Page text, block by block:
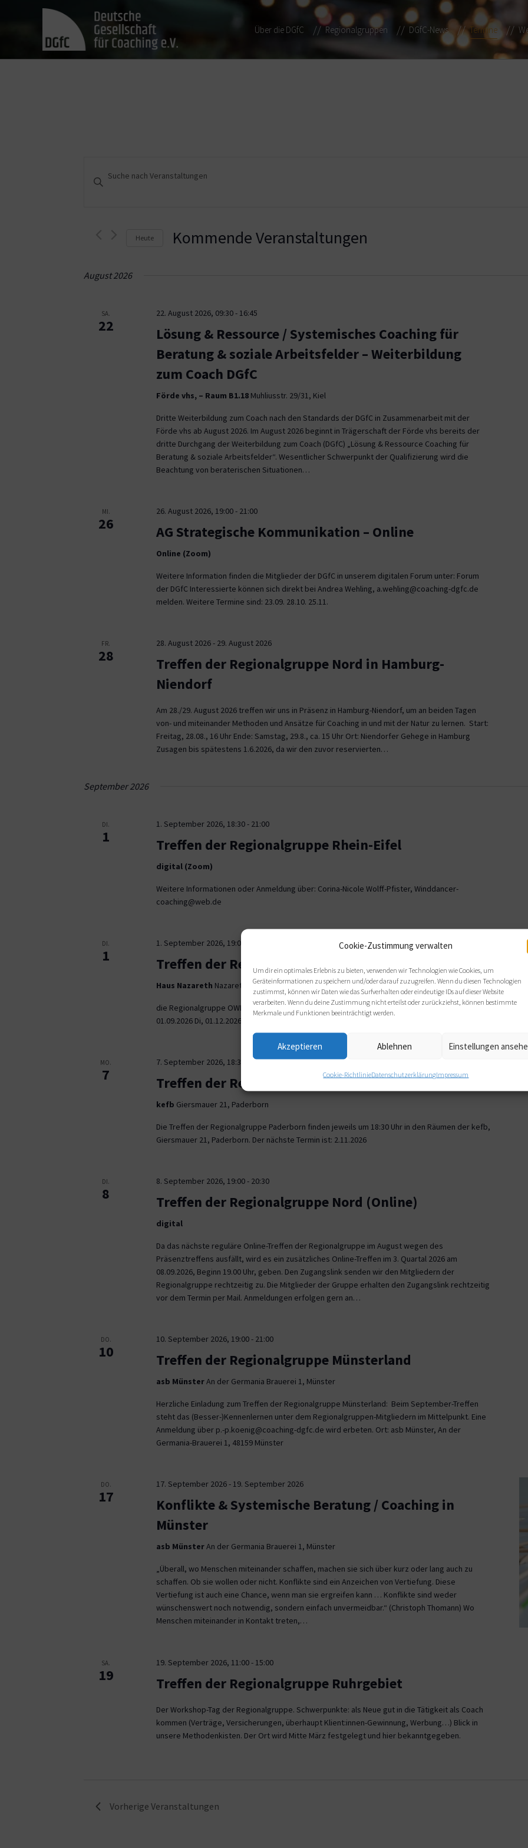
Cookie-Zustimmung verwalten
Um dir ein optimales Erlebnis zu bieten, verwenden wir Technologien wie Cookies, um
Geräteinformationen zu speichern und/oder darauf zuzugreifen. Wenn du diesen Technologien
zustimmst, können wir Daten wie das Surfverhalten oder eindeutige IDs auf dieser Website
verarbeiten. Wenn du deine Zustimmung nicht erteilst oder zurückziehst, können bestimmte
Merkmale und Funktionen beeinträchtigt werden.
Akzeptieren Ablehnen Einstellungen
Cookie-RichtlinieDatenschutzerklärungImpressum
Über die DGfC Regionalgruppen DGfC-News Termine
Veranstaltungen
Suche
Ansichten,
Navigation
Schlüsselwort
Heute Kommende Veranstaltungen
August 2026
SA.
22
22. August 2026, 09:30- 16:45
Lösung & Ressource / Systemisches Coaching für
Beratung & soziale Arbeitsfelder – Weiterbildung
zum Coach DGfC
Förde vhs, – Raum B1.18 Muhliusstr. 29/31, Kiel
Dritte Weiterbildung zum Coach nach den Standards der DGfC in Zusammenarbeit mit der
Förde vhs ab August 2026. Im August 2026 beginnt in Trägerschaft der Förde vhs bereits der
dritte Durchgang der Weiterbildung zum Coach (DGfC) „Lösung & Ressource Coaching für
Beratung & soziale Arbeitsfelder“. Wesentlicher Schwerpunkt der Qualifizierung wird die
Beachtung von beraterischen Situationen…
MI.
26
26. August 2026, 19:00- 21:00
AG Strategische Kommunikation – Online
Online (Zoom)
Weitere Information finden die Mitglieder der DGfC in unserem digitalen Forum unter: Forum
der DGfC Interessierte können sich direkt bei Andrea Wehling, a.wehling@coaching-dgfc.de
melden. Weitere Termine sind: 23.09. 28.10. 25.11.
FR.
28
28. August 2026- 29. August 2026
Treffen der Regionalgruppe Nord in Hamburg-
Niendorf
Am 28./29. August 2026 treffen wir uns in Präsenz in Hamburg-Niendorf, um an beiden Tagen
von- und miteinander Methoden und Ansätze für Coaching in und mit der Natur zu lernen. Start:
Freitag, 28.08., 16 Uhr Ende: Samstag, 29.8., ca. 15 Uhr Ort: Niendorfer Gehege in Hamburg
Zusagen bis spätestens 1.6.2026, da wir den zuvor reservierten…
September 2026
DI.
1
1. September 2026, 18:30- 21:00
Treffen der Regionalgruppe Rhein-Eifel
digital (Zoom)
Weitere Informationen oder Anmeldung über: Corina-Nicole Wolff-Pfister, Winddancer-
coaching@web.de
DI.
1
1. September 2026, 19:00
Treffen der Regionalgruppe OWL
Haus Nazareth Nazarethweg 5, Bielefeld
die Regionalgruppe OWL trifft sich wie gewohnt im Haus Nazareth an folgenden Terminen: Di,
01.09.2026 Di, 01.12.2026 jeweils von 19 bis 21 Uhr.
MO.
7
7. September 2026, 18:30 21:30
Treffen der Regionalgruppe Paderborn
kefb Giersmauer 21, Paderborn
Die Treffen der Regionalgruppe Paderborn finden jeweils um 18:30 Uhr in den Räumen der kefb,
Giersmauer 21, Paderborn. Der nächste Termin ist: 2.11.2026
DI.
8
8. September 2026, 19:00- 20:30
Treffen der Regionalgruppe Nord (Online)
digital
Da das nächste reguläre Online-Treffen der Regionalgruppe im August wegen des
Präsenztreffens ausfällt, wird es ein zusätzliches Online-Treffen im 3. Quartal 2026 am
08.09.2026, Beginn 19.00 Uhr, geben. Den Zugangslink senden wir den Mitgliedern der
Regionalgruppe rechtzeitig zu. Die Mitglieder der Gruppe erhalten den Zugangslink rechtzeitig
vor dem Termin per Mail. Anmeldungen erfolgen gern an…
DO.
10
10. September 2026, 19:00- 21:00
Treffen der Regionalgruppe Münsterland
asb MünsterAn der Germania Brauerei 1, Münster
Herzliche Einladung zum Treffen der Regionalgruppe Münsterland: Beim September-Treffen
steht das (Besser-)Kennenlernen unter dem Regionalgruppen-Mitgliedern im Mittelpunkt. Eine
Anmeldung über p.-p.koenig@coaching-dgfc.de wird erbeten. Ort: asb Münster, An der
Germania-Brauerei 1, 48159 Münster
DO.
17
17. September 2026- 19. September 2026
Konflikte & Systemische Beratung / Coaching in
Münster
asb MünsterAn der Germania Brauerei 1, Münster
„Überall, wo Menschen miteinander schaffen, machen sie sich über kurz oder lang auch zu
schaffen. Ob sie wollen oder nicht. Konflikte sind ein Anzeichen von Vertiefung. Diese
Vertiefung ist auch eine Chance, wenn man sie ergreifen kann … Konflikte sind weder
wünschenswert noch notwendig, sondern einfach unvermeidbar.“ (Christoph Thomann) Wo
Menschen miteinander in Kontakt treten,…
SA.
19
19. September 2026, 11:00- 15:00
Treffen der Regionalgruppe Ruhrgebiet
Der Workshop-Tag der Regionalgruppe. Schwerpunkte: als Neue gut in die Tätigkeit als Coach
kommen (Verträge, Versicherungen, überhaupt Klient:innen-Gewinnung, Werbung…) Blick in
unsere Methodenkisten. Der Ort wird Mitte März festgelegt und hier bekanntgegeben.
Vorherige Veranstaltungen